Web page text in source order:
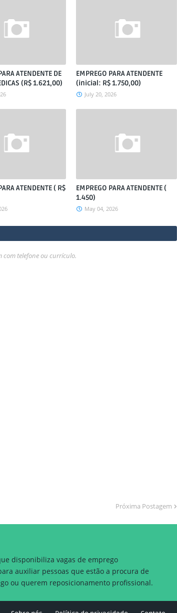
ATENDENTE DE
(R$ 1.621,00)
EMPREGO PARA ATENDENTE
(inicial: R$ 1.750,00)
July 20, 2026
ATENDENTE ( R$
EMPREGO PARA ATENDENTE (
1.450)
May 04, 2026
com telefone ou currículo.
Próxima Postagem
disponibiliza vagas de emprego
auxiliar pessoas que estão a procura de
ou querem reposicionamento profissional.